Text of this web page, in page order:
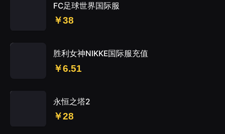
FC足球世界国际服
￥38
胜利女神NIKKE国际服充值
￥6.51
永恒之塔2
￥28